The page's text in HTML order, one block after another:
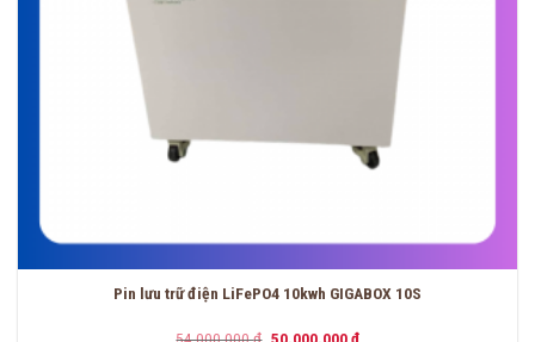
Pin lưu trữ điện LiFePO4 10kwh GIGABOX 10S
54,000,000₫ Giá
50,000,000₫Giá